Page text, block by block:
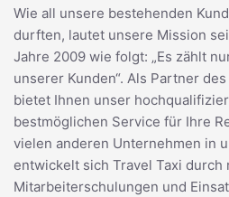
Wie all unsere bestehenden
durften, lautet unsere Mission
Jahre 2009 wie folgt: „Es zählt
unserer Kunden“. Als Partner
bietet Ihnen unser
bestmöglichen Service für Ihre
vielen anderen Unternehmen in
entwickelt sich Travel Taxi durch
Mitarbeiterschulungen und